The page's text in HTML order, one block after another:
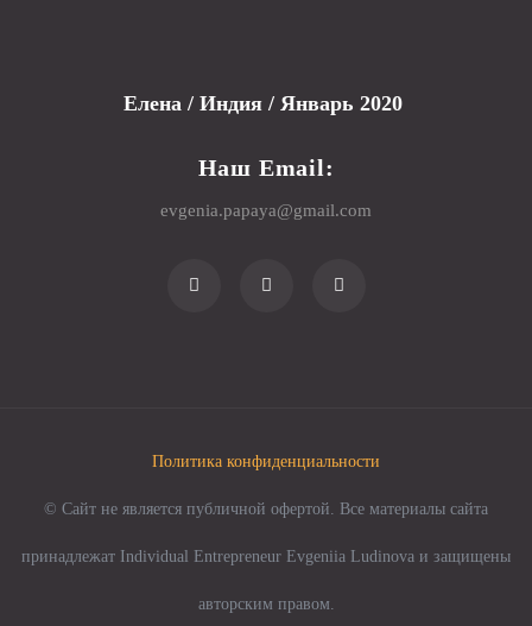
Елена / Индия / Январь 2020
Наш Email:
evgenia.papaya@gmail.com
© Сайт не является публичной офертой. Все материалы сайта
принадлежат Individual Entrepreneur Evgeniia Ludinova и защищены
авторским правом.
Политика конфиденциальности